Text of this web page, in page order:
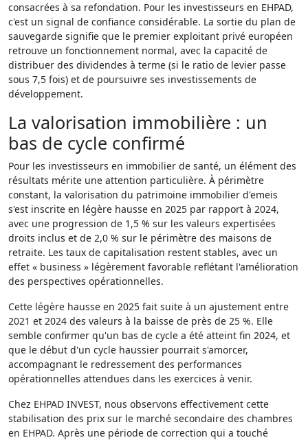
consacrées à sa refondation. Pour les investisseurs en EHPAD,
c'est un signal de confiance considérable. La sortie du plan de
sauvegarde signifie que le premier exploitant privé européen
retrouve un fonctionnement normal, avec la capacité de
distribuer des dividendes à terme (si le ratio de levier passe
sous 7,5 fois) et de poursuivre ses investissements de
développement.
La valorisation immobilière : un
bas de cycle confirmé
Pour les investisseurs en immobilier de santé, un élément des
résultats mérite une attention particulière. À périmètre
constant, la valorisation du patrimoine immobilier d'emeis
s'est inscrite en légère hausse en 2025 par rapport à 2024,
avec une progression de 1,5 % sur les valeurs expertisées
droits inclus et de 2,0 % sur le périmètre des maisons de
retraite. Les taux de capitalisation restent stables, avec un
effet « business » légèrement favorable reflétant l'amélioration
des perspectives opérationnelles.
Cette légère hausse en 2025 fait suite à un ajustement entre
2021 et 2024 des valeurs à la baisse de près de 25 %. Elle
semble confirmer qu'un bas de cycle a été atteint fin 2024, et
que le début d'un cycle haussier pourrait s'amorcer,
accompagnant le redressement des performances
opérationnelles attendues dans les exercices à venir.
Chez EHPAD INVEST, nous observons effectivement cette
stabilisation des prix sur le marché secondaire des chambres
en EHPAD. Après une période de correction qui a touché